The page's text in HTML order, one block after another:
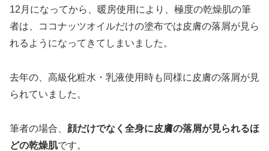
12月になってから、暖房使用により、極度の乾燥肌の筆
者は、ココナッツオイルだけの塗布では皮膚の落屑が見ら
れるようになってきてしまいました。
去年の、高級化粧水・乳液使用時も同様に皮膚の落屑が見
られていました。
筆者の場合、 顔だけでなく全身に皮膚の落屑が見られるほ
どの乾燥肌です。